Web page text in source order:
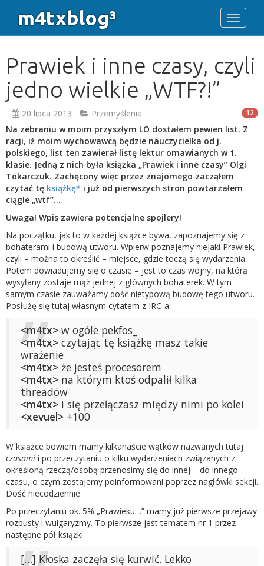
m4txblog³ Toggle
Prawiek i inne czasy, czyli
jedno wielkie „WTF?!”
20 lipca 2013 Przemyślenia 12
Na zebraniu w moim przyszłym LO dostałem pewien list. Z
racji, iż moim wychowawcą będzie nauczycielka od j.
polskiego, list ten zawierał listę lektur omawianych w 1.
klasie. Jedną z nich była książka „Prawiek i inne czasy” Olgi
Tokarczuk. Zachęcony więc przez znajomego zacząłem
czytać tę książkę* i już od pierwszych stron powtarzałem
ciągle „wtf”…
Uwaga! Wpis zawiera potencjalne spojlery!
Na początku, jak to w każdej książce bywa, zapoznajemy się z
bohaterami i budową utworu. Wpierw poznajemy niejaki Prawiek,
czyli – można to określić – miejsce, gdzie toczą się wydarzenia.
Potem dowiadujemy się o czasie – jest to czas wojny, na którą
wysyłany zostaje mąż jednej z głównych bohaterek. W tym
samym czasie zauważamy dość nietypową budowę tego utworu.
Posłużę się tutaj własnym cytatem z IRC-a:
<m4tx> w ogóle pekfos_
<m4tx> czytając tę książkę masz takie
wrażenie
<m4tx> że jesteś procesorem
<m4tx> na którym ktoś odpalił kilka
threadów
<m4tx> i się przełączasz między nimi po kolei
<xevuel> +100
W książce bowiem mamy kilkanaście wątków nazwanych tutaj
czasami i po przeczytaniu o kilku wydarzeniach związanych z
określoną rzeczą/osobą przenosimy się do innej – do innego
czasu, o czym zostajemy poinformowani poprzez nagłówki sekcji.
Dość niecodziennie.
Po przeczytaniu ok. 5% „Prawieku…” mamy już pierwsze przejawy
rozpusty i wulgaryzmy. To pierwsze jest tematem nr 1 przez
następne pół książki.
[…] Kłoska zaczęła się kurwić. Lekko